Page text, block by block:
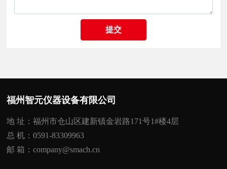
提交
福州智元仪器设备有限公司
地 址：福州市仓山区建新镇金岩路171号1#楼4层
总 机：0591-83309963
邮 箱：company@smach.cn